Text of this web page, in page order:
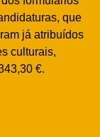
que
já atribuídos
culturais,
€.